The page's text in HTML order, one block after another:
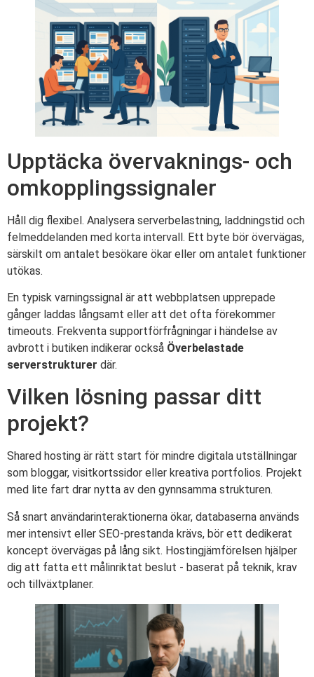
Upptäcka övervaknings- och
omkopplingssignaler
Håll dig flexibel. Analysera serverbelastning, laddningstid och
felmeddelanden med korta intervall. Ett byte bör övervägas,
särskilt om antalet besökare ökar eller om antalet funktioner
utökas.
En typisk varningssignal är att webbplatsen upprepade
gånger laddas långsamt eller att det ofta förekommer
timeouts. Frekventa supportförfrågningar i händelse av
avbrott i butiken indikerar också Överbelastade
serverstrukturer där.
Vilken lösning passar ditt
projekt?
Shared hosting är rätt start för mindre digitala utställningar
som bloggar, visitkortssidor eller kreativa portfolios. Projekt
med lite fart drar nytta av den gynnsamma strukturen.
Så snart användarinteraktionerna ökar, databaserna används
mer intensivt eller SEO-prestanda krävs, bör ett dedikerat
koncept övervägas på lång sikt. Hostingjämförelsen hjälper
dig att fatta ett målinriktat beslut - baserat på teknik, krav
och tillväxtplaner.